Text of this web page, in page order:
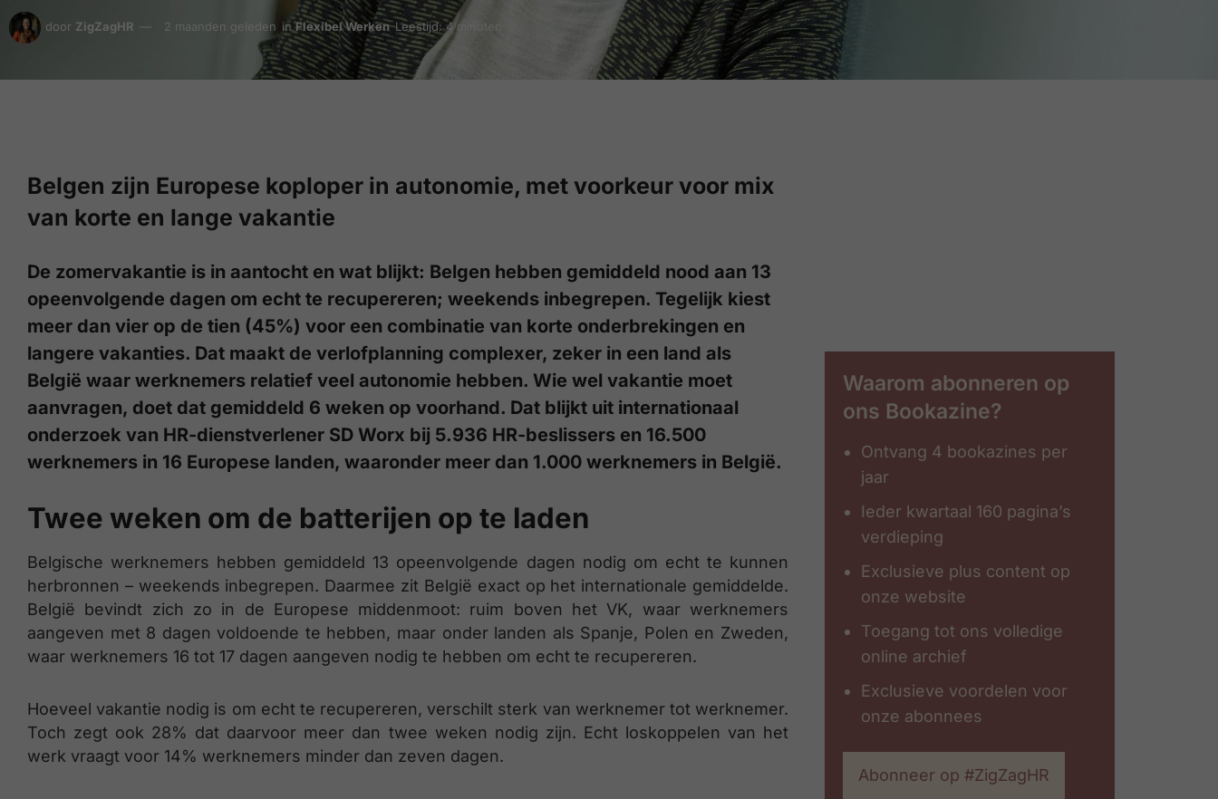
door ZigZagHR 2 maanden geleden in Flexibel Werken Leestijd: 4 minuten
Belgen zijn Europese koploper in autonomie, met voorkeur voor mix
van korte en lange vakantie
De zomervakantie is in aantocht en wat blijkt: Belgen hebben gemiddeld nood aan 13
opeenvolgende dagen om echt te recupereren; weekends inbegrepen. Tegelijk kiest
meer dan vier op de tien (45%) voor een combinatie van korte onderbrekingen en
langere vakanties. Dat maakt de verlofplanning complexer, zeker in een land als
België waar werknemers relatief veel autonomie hebben. Wie wel vakantie moet
aanvragen, doet dat gemiddeld 6 weken op voorhand. Dat blijkt uit internationaal
onderzoek van HR-dienstverlener SD Worx bij 5.936 HR-beslissers en 16.500
werknemers in 16 Europese landen, waaronder meer dan 1.000 werknemers in België.
Twee weken om de batterijen op te laden
Belgische werknemers hebben gemiddeld 13 opeenvolgende dagen nodig om echt te kunnen
herbronnen – weekends inbegrepen. Daarmee zit België exact op het internationale gemiddelde.
België bevindt zich zo in de Europese middenmoot: ruim boven het VK, waar werknemers
aangeven met 8 dagen voldoende te hebben, maar onder landen als Spanje, Polen en Zweden,
waar werknemers 16 tot 17 dagen aangeven nodig te hebben om echt te recupereren.
Hoeveel vakantie nodig is om echt te recupereren, verschilt sterk van werknemer tot werknemer.
Toch zegt ook 28% dat daarvoor meer dan twee weken nodig zijn. Echt loskoppelen van het
werk vraagt voor 14% werknemers minder dan zeven dagen.
Waarom abonneren op
ons Bookazine?
Ontvang 4 bookazines per
jaar
Ieder kwartaal 160 pagina’s
verdieping
Exclusieve plus content op
onze website
Toegang tot ons volledige
online archief
Exclusieve voordelen voor
onze abonnees
Abonneer op #ZigZagHR